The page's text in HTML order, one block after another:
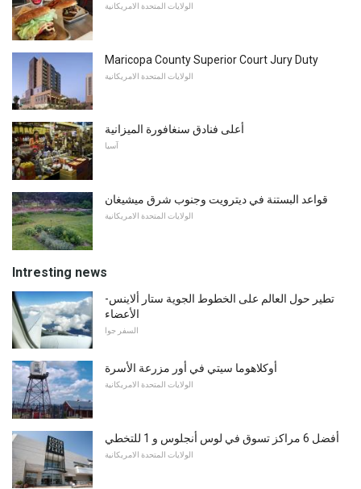
الولايات المتحدة الامريكانية
Maricopa County Superior Court Jury Duty
الولايات المتحدة الامريكانية
أعلى فنادق سنغافورة الميزانية
آسيا
قواعد البستنة في ديترويت وجنوب شرق ميشيغان
الولايات المتحدة الامريكانية
Intresting news
تطير حول العالم على الخطوط الجوية ستار ألاينس-
الأعضاء
السفر جوا
أوكلاهوما سيتي في أور مزرعة الأسرة
الولايات المتحدة الامريكانية
أفضل 6 مراكز تسوق في لوس أنجلوس و 1 للتخطي
الولايات المتحدة الامريكانية